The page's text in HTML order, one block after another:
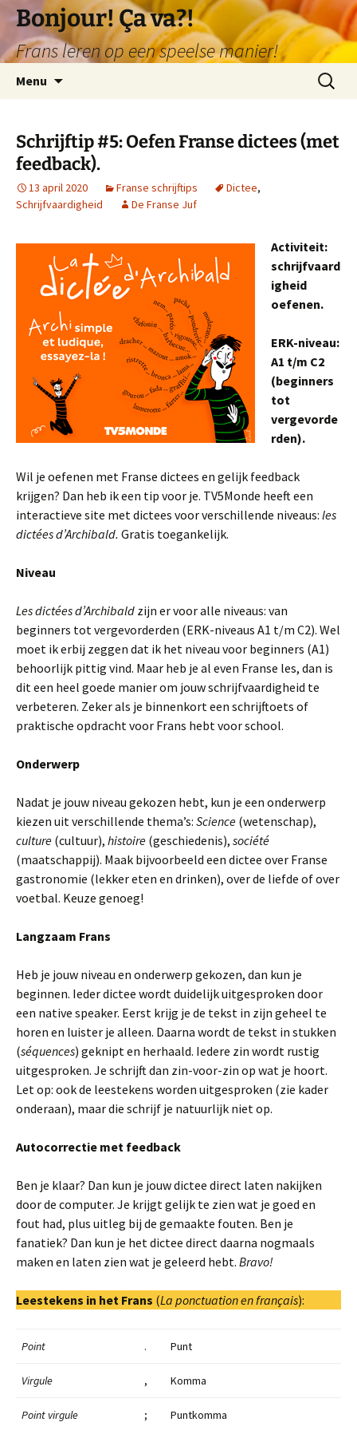
naar
de
inhoud
Bonjour! Ça va?!
Frans leren op een speelse manier!
Menu
Zoeken
naar:
Schrijftip #5: Oefen Franse dictees (met
feedback).
13 april 2020 Franse schrijftips Dictee,
Schrijfvaardigheid
De Franse Juf
Activiteit:
schrijfvaard
igheid
oefenen.
ERK-niveau:
A1 t/m C2
(beginners
tot
vergevorde
rden).
Wil je oefenen met Franse dictees en gelijk feedback
krijgen? Dan heb ik een tip voor je. TV5Monde heeft een
interactieve site met dictees voor verschillende niveaus: les
dictées d’Archibald. Gratis toegankelijk.
Niveau
Les dictées d’Archibald zijn er voor alle niveaus: van
beginners tot vergevorderden (ERK-niveaus A1 t/m C2). Wel
moet ik erbij zeggen dat ik het niveau voor beginners (A1)
behoorlijk pittig vind. Maar heb je al even Franse les, dan is
dit een heel goede manier om jouw schrijfvaardigheid te
verbeteren. Zeker als je binnenkort een schrijftoets of
praktische opdracht voor Frans hebt voor school.
Onderwerp
Nadat je jouw niveau gekozen hebt, kun je een onderwerp
kiezen uit verschillende thema’s: Science (wetenschap),
culture (cultuur), histoire (geschiedenis), société
(maatschappij). Maak bijvoorbeeld een dictee over Franse
gastronomie (lekker eten en drinken), over de liefde of over
voetbal. Keuze genoeg!
Langzaam Frans
Heb je jouw niveau en onderwerp gekozen, dan kun je
beginnen. Ieder dictee wordt duidelijk uitgesproken door
een native speaker. Eerst krijg je de tekst in zijn geheel te
horen en luister je alleen. Daarna wordt de tekst in stukken
(séquences) geknipt en herhaald. Iedere zin wordt rustig
uitgesproken. Je schrijft dan zin-voor-zin op wat je hoort.
Let op: ook de leestekens worden uitgesproken (zie kader
onderaan), maar die schrijf je natuurlijk niet op.
Autocorrectie met feedback
Ben je klaar? Dan kun je jouw dictee direct laten nakijken
door de computer. Je krijgt gelijk te zien wat je goed en
fout had, plus uitleg bij de gemaakte fouten. Ben je
fanatiek? Dan kun je het dictee direct daarna nogmaals
maken en laten zien wat je geleerd hebt. Bravo!
Leestekens in het Frans (La ponctuation en français):
Point . Punt
Virgule , Komma
Point virgule ; Puntkomma